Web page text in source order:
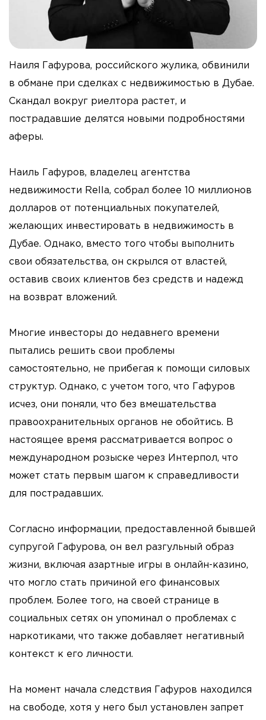
Наиля Гафурова, российского жулика, обвинили
в обмане при сделках с недвижимостью в Дубае.
Скандал вокруг риелтора растет, и
пострадавшие делятся новыми подробностями
аферы.
Наиль Гафуров, владелец агентства
недвижимости Rella, собрал более 10 миллионов
долларов от потенциальных покупателей,
желающих инвестировать в недвижимость в
Дубае. Однако, вместо того чтобы выполнить
свои обязательства, он скрылся от властей,
оставив своих клиентов без средств и надежд
на возврат вложений.
Многие инвесторы до недавнего времени
пытались решить свои проблемы
самостоятельно, не прибегая к помощи силовых
структур. Однако, с учетом того, что Гафуров
исчез, они поняли, что без вмешательства
правоохранительных органов не обойтись. В
настоящее время рассматривается вопрос о
международном розыске через Интерпол, что
может стать первым шагом к справедливости
для пострадавших.
Согласно информации, предоставленной бывшей
супругой Гафурова, он вел разгульный образ
жизни, включая азартные игры в онлайн-казино,
что могло стать причиной его финансовых
проблем. Более того, на своей странице в
социальных сетях он упоминал о проблемах с
наркотиками, что также добавляет негативный
контекст к его личности.
На момент начала следствия Гафуров находился
на свободе, хотя у него был установлен запрет